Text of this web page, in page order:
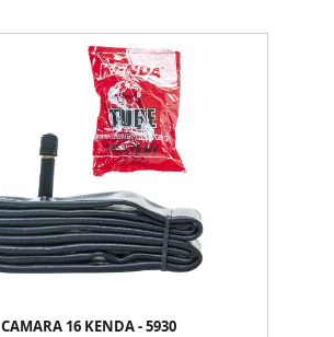
CAMARA 16 KENDA - 5930